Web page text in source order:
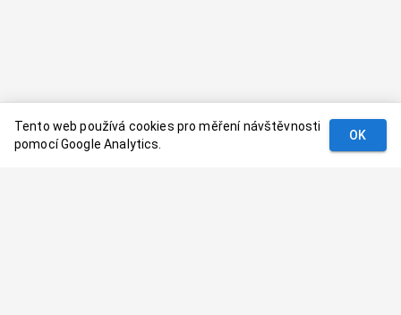
Tento web používá cookies pro měření návštěvnosti
pomocí Google Analytics.
OK